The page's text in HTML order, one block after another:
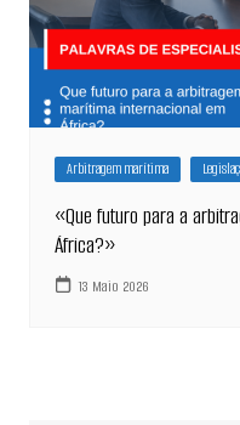
Arbitragem marítima
«Que futuro para a
África?»
13 Maio 2026